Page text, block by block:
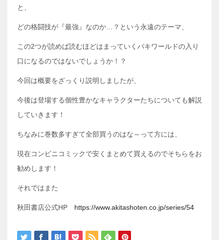
と、
どの格闘技が『最強』なのか…？という永遠のテーマ、
この2つが読めば読むほどはまっていくバキワールドの入り
口になるのではないでしょうか！？
今回は概要をざっくり説明しましたが、
今後は登場する個性豊かなキャラクターたちについても解説
していきます！
ちなみに巻数多すぎて全部買うのはな～って方には、
現在コンビニコミックで安くまとめて買えるのでそちらをお
勧めします！
それではまた
秋田書店公式HP https://www.akitashoten.co.jp/series/54